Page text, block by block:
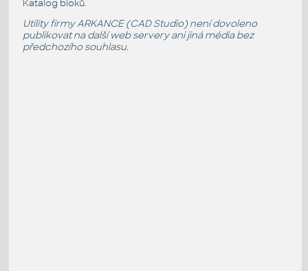
Katalog bloků.
Utility firmy ARKANCE (CAD Studio) není dovoleno
publikovat na další web servery ani jiná média bez
předchozího souhlasu.